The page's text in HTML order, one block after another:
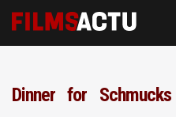
Dinner for